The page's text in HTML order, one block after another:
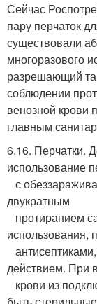
Сейчас
пару перчаток
существовали
многоразового
разрешающий
соблюдении
венозной крови
главным
6.16. Перчатки.
использование
с
двукратным
протиранием
использования,
действием. При
крови из